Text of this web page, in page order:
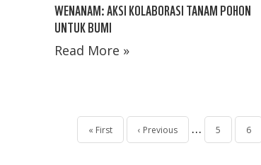
WENANAM: AKSI KOLABORASI TANAM POHON
UNTUK BUMI
Read More »
PaginationFirst
« First Halaman
‹ Previous … Page
5 Page
6